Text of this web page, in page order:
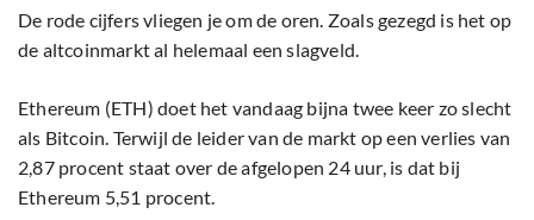
De rode cijfers vliegen je om de oren. Zoals gezegd is het op
de altcoinmarkt al helemaal een slagveld.
Ethereum (ETH) doet het vandaag bijna twee keer zo slecht
als Bitcoin. Terwijl de leider van de markt op een verlies van
2,87 procent staat over de afgelopen 24 uur, is dat bij
Ethereum 5,51 procent.